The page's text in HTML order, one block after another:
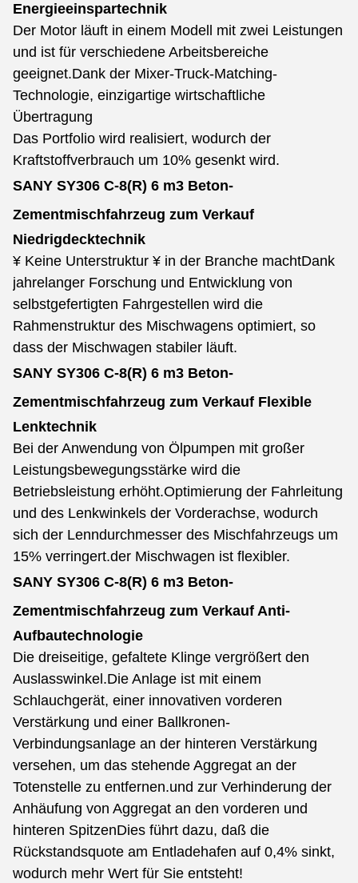
Energieeinspartechnik
Der Motor läuft in einem Modell mit zwei Leistungen
und ist für verschiedene Arbeitsbereiche
geeignet.Dank der Mixer-Truck-Matching-
Technologie, einzigartige wirtschaftliche
Übertragung
Das Portfolio wird realisiert, wodurch der
Kraftstoffverbrauch um 10% gesenkt wird.
SANY SY306 C-8(R) 6 m3 Beton-
Zementmischfahrzeug zum Verkauf
Niedrigdecktechnik
¥ Keine Unterstruktur ¥ in der Branche machtDank
jahrelanger Forschung und Entwicklung von
selbstgefertigten Fahrgestellen wird die
Rahmenstruktur des Mischwagens optimiert, so
dass der Mischwagen stabiler läuft.
SANY SY306 C-8(R) 6 m3 Beton-
Zementmischfahrzeug zum Verkauf Flexible
Lenktechnik
Bei der Anwendung von Ölpumpen mit großer
Leistungsbewegungsstärke wird die
Betriebsleistung erhöht.Optimierung der Fahrleitung
und des Lenkwinkels der Vorderachse, wodurch
sich der Lenndurchmesser des Mischfahrzeugs um
15% verringert.der Mischwagen ist flexibler.
SANY SY306 C-8(R) 6 m3 Beton-
Zementmischfahrzeug zum Verkauf Anti-
Aufbautechnologie
Die dreiseitige, gefaltete Klinge vergrößert den
Auslasswinkel.Die Anlage ist mit einem
Schlauchgerät, einer innovativen vorderen
Verstärkung und einer Ballkronen-
Verbindungsanlage an der hinteren Verstärkung
versehen, um das stehende Aggregat an der
Totenstelle zu entfernen.und zur Verhinderung der
Anhäufung von Aggregat an den vorderen und
hinteren SpitzenDies führt dazu, daß die
Rückstandsquote am Entladehafen auf 0,4% sinkt,
wodurch mehr Wert für Sie entsteht!